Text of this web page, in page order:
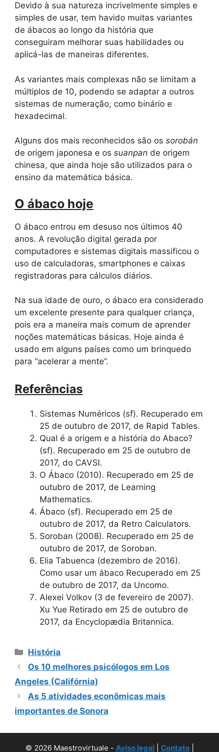
Devido à sua natureza incrivelmente simples e
simples de usar, tem havido muitas variantes
de ábacos ao longo da história que
conseguiram melhorar suas habilidades ou
aplicá-las de maneiras diferentes.
As variantes mais complexas não se limitam a
múltiplos de 10, podendo se adaptar a outros
sistemas de numeração, como binário e
hexadecimal.
Alguns dos mais reconhecidos são os sorobán
de origem japonesa e os suanpan de origem
chinesa, que ainda hoje são utilizados para o
ensino da matemática básica.
O ábaco hoje
O ábaco entrou em desuso nos últimos 40
anos. A revolução digital gerada por
computadores e sistemas digitais massificou o
uso de calculadoras, smartphones e caixas
registradoras para cálculos diários.
Na sua idade de ouro, o ábaco era considerado
um excelente presente para qualquer criança,
pois era a maneira mais comum de aprender
noções matemáticas básicas. Hoje ainda é
usado em alguns países como um brinquedo
para “acelerar a mente”.
Referências
Sistemas Numéricos (sf). Recuperado em
25 de outubro de 2017, de Rapid Tables.
Qual é a origem e a história do Abaco?
(sf). Recuperado em 25 de outubro de
2017, do CAVSI.
O Ábaco (2010). Recuperado em 25 de
outubro de 2017, de Learning
Mathematics.
Ábaco (sf). Recuperado em 25 de
outubro de 2017, da Retro Calculators.
Soroban (2008). Recuperado em 25 de
outubro de 2017, de Soroban.
Elia Tabuenca (dezembro de 2016).
Como usar um ábaco Recuperado em 25
de outubro de 2017, da Uncomo.
Alexei Volkov (3 de fevereiro de 2007).
Xu Yue Retirado em 25 de outubro de
2017, da Encyclopædia Britannica.
Categorias
História
Os 10 melhores psicólogos em Los
Angeles (Califórnia)
As 5 atividades econômicas mais
importantes de Sonora
© 2026 Maestrovirtuale - Aviso legal| Contato|